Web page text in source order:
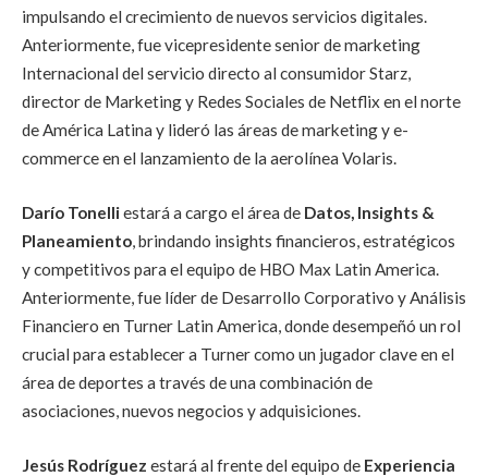
impulsando el crecimiento de nuevos servicios digitales.
Anteriormente, fue vicepresidente senior de marketing
Internacional del servicio directo al consumidor Starz,
director de Marketing y Redes Sociales de Netflix en el norte
de América Latina y lideró las áreas de marketing y e-
commerce en el lanzamiento de la aerolínea Volaris.
Darío Tonelliestará a cargo el área de Datos, Insights &
Planeamiento, brindando insights financieros, estratégicos
y competitivos para el equipo de HBO Max Latin America.
Anteriormente, fue líder de Desarrollo Corporativo y Análisis
Financiero en Turner Latin America, donde desempeñó un rol
crucial para establecer a Turner como un jugador clave en el
área de deportes a través de una combinación de
asociaciones, nuevos negocios y adquisiciones.
Jesús Rodríguez estará al frente del equipo de Experiencia